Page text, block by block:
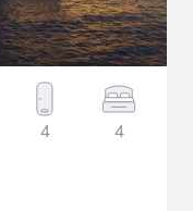
4 4